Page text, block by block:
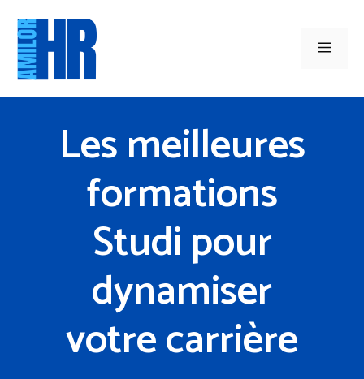
contenu
Menu
Les meilleures
formations
Studi pour
dynamiser
votre carrière